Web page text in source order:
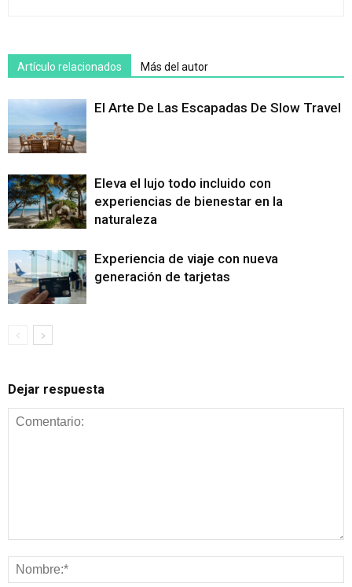
Artículo relacionados Más del autor
El Arte De Las Escapadas De Slow Travel
Eleva el lujo todo incluido con
experiencias de bienestar en la
naturaleza
Experiencia de viaje con nueva
generación de tarjetas
Dejar respuesta